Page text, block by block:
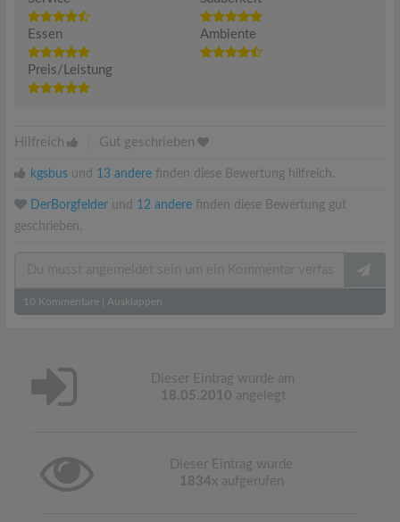
Essen Ambiente
Preis/Leistung
Hilfreich Gut geschrieben
kgsbus und 13 andere finden diese Bewertung hilfreich.
DerBorgfelder und 12 andere finden diese Bewertung gut
geschrieben.
10 Kommentare Ausklappen
Dieser Eintrag wurde am
18.05.2010 angelegt
Dieser Eintrag wurde
1834x aufgerufen